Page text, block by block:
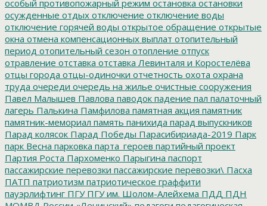
особый противопожарный режим остановка остановки
осужденные отдых отключение отключение воды
отключение горячей воды открытое обращение открытые
окна отмена компенсационных выплат отопительный
период отопительный сезон отопление отпуск
отравление отставка отставка Левинталя и Коростелёва
отцы города отцы-одиночки отчетность охота охрана
труда очереди очередь на жилье очистные сооружения
Павел Малышев Павлова паводок падение пал палаточный
лагерь Палькина Памфилова памятная акция памятник
памятник-мемориал память панихида парад выпускников
Парад колясок Парад Победы Парасибириада-2019 Парк
парк Весна парковка парта_героев партийный проект
Партия Роста Пархоменко Парыгина паспорт
пассажирские перевозки пассажирские перевозки\ Пасха
ПАТП патриотизм патриотическое граффити
пауэрлифтинг ПГУПГУ им. Шолом-Алейхема ПДД ПДН